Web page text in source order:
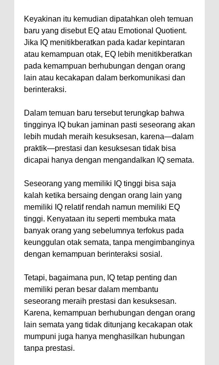
Keyakinan itu kemudian dipatahkan oleh temuan
baru yang disebut EQ atau Emotional Quotient.
Jika IQ menitikberatkan pada kadar kepintaran
atau kemampuan otak, EQ lebih menitikberatkan
pada kemampuan berhubungan dengan orang
lain atau kecakapan dalam berkomunikasi dan
berinteraksi.
Dalam temuan baru tersebut terungkap bahwa
tingginya IQ bukan jaminan pasti seseorang akan
lebih mudah meraih kesuksesan, karena—dalam
praktik—prestasi dan kesuksesan tidak bisa
dicapai hanya dengan mengandalkan IQ semata.
Seseorang yang memiliki IQ tinggi bisa saja
kalah ketika bersaing dengan orang lain yang
memiliki IQ relatif rendah namun memiliki EQ
tinggi. Kenyataan itu seperti membuka mata
banyak orang yang sebelumnya terfokus pada
keunggulan otak semata, tanpa mengimbanginya
dengan kemampuan berinteraksi sosial.
Tetapi, bagaimana pun, IQ tetap penting dan
memiliki peran besar dalam membantu
seseorang meraih prestasi dan kesuksesan.
Karena, kemampuan berhubungan dengan orang
lain semata yang tidak ditunjang kecakapan otak
mumpuni juga hanya menghasilkan hubungan
tanpa prestasi.